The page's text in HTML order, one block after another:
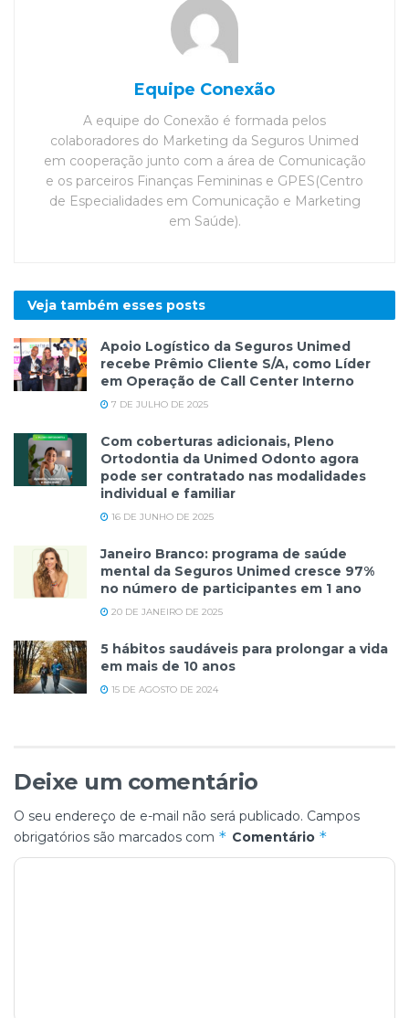
Equipe Conexão
A equipe do Conexão é formada pelos
colaboradores do Marketing da Seguros Unimed
em cooperação junto com a área de Comunicação
e os parceiros Finanças Femininas e GPES(Centro
de Especialidades em Comunicação e Marketing
em Saúde).
Veja também esses posts
Apoio Logístico da Seguros Unimed
recebe Prêmio Cliente S/A, como Líder
em Operação de Call Center Interno
7 DE JULHO DE 2025
Com coberturas adicionais, Pleno
Ortodontia da Unimed Odonto agora
pode ser contratado nas modalidades
individual e familiar
16 DE JUNHO DE 2025
Janeiro Branco: programa de saúde
mental da Seguros Unimed cresce 97%
no número de participantes em 1 ano
20 DE JANEIRO DE 2025
5 hábitos saudáveis para prolongar a vida
em mais de 10 anos
15 DE AGOSTO DE 2024
Deixe um comentário
O seu endereço de e-mail não será publicado. Campos
obrigatórios são marcados com * Comentário *